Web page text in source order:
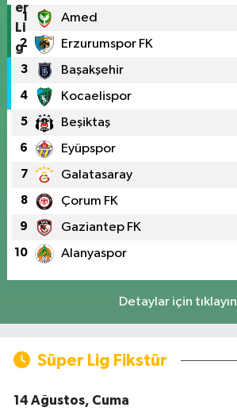
1 Amed
2 Erzurumspor FK
3 Başakşehir
4 Kocaelispor
5 Beşiktaş
6 Eyüpspor
7 Galatasaray
8 Çorum FK
9 Gaziantep FK
10 Alanyaspor
Detaylar için tıklayın
Süper Lig Fikstür
14 Ağustos, Cuma